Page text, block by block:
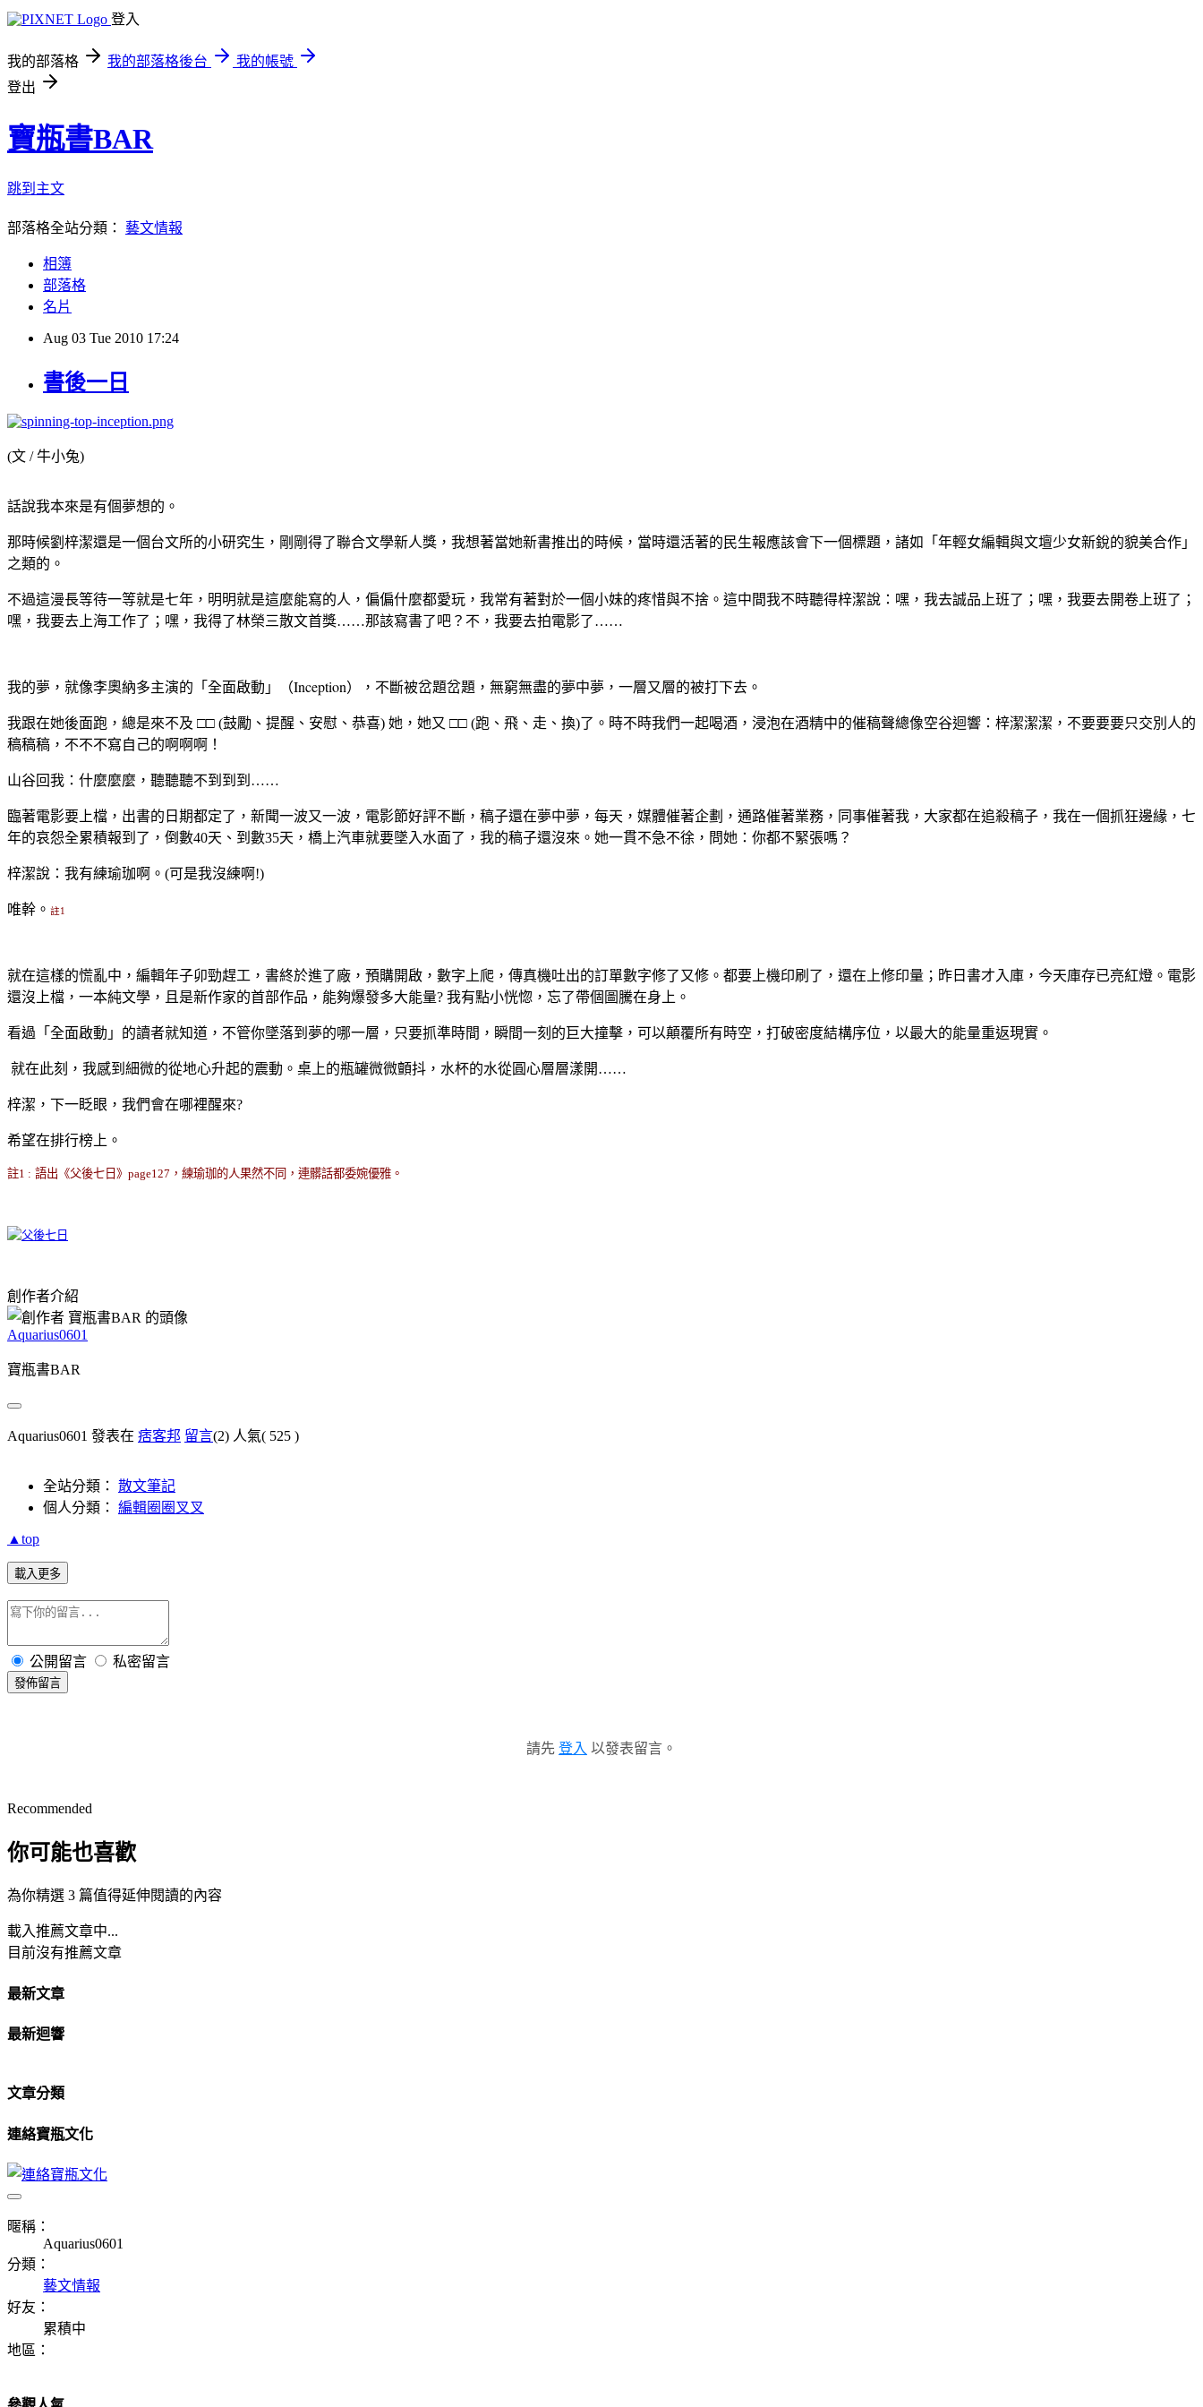
登入
我的部落格 我的部落格後台
我的帳號
登出
寶瓶書BAR
跳到主文
部落格全站分類： 藝文情報
相簿
部落格
名片
Aug 03 Tue 2010 17:24
書後一日
(文 /牛小兔)
話說我本來是有個夢想的。
那時候劉梓潔還是一個台文所的小研究生，剛剛得了聯合文學新人獎，我想著當她新書推出的時候，當時還活著的民生報應該會下一個標題，諸如「年輕女編輯與文壇少女新銳的貌美合作」
之類的。
不過這漫長等待一等就是七年，明明就是這麼能寫的人，偏偏什麼都愛玩，我常有著對於一個小妹的疼惜與不捨。這中間我不時聽得梓潔說：嘿，我去誠品上班了；嘿，我要去開卷上班了；
嘿，我要去上海工作了；嘿，我得了林榮三散文首獎……那該寫書了吧？不，我要去拍電影了……
我的夢，就像李奧納多主演的「全面啟動」（Inception） ，不斷被岔題岔題，無窮無盡的夢中夢，一層又層的被打下去。
我跟在她後面跑，總是來不及 □□ (鼓勵、提醒、安慰、恭喜) 她，她又 □□ (跑、飛、走、換)了。時不時我們一起喝酒，浸泡在酒精中的催稿聲總像空谷迴響：梓潔潔潔，不要要要只交別人的
稿稿稿，不不不寫自己的啊啊啊！
山谷回我：什麼麼麼，聽聽聽不到到到……
臨著電影要上檔，出書的日期都定了，新聞一波又一波，電影節好評不斷，稿子還在夢中夢，每天，媒體催著企劃，通路催著業務，同事催著我，大家都在追殺稿子，我在一個抓狂邊緣，七
年的哀怨全累積報到了，倒數40天、到數35天，橋上汽車就要墜入水面了，我的稿子還沒來。她一貫不急不徐，問她：你都不緊張嗎？
梓潔說：我有練瑜珈啊。(可是我沒練啊!)
唯幹。 註1
就在這樣的慌亂中，編輯年子卯勁趕工，書終於進了廠，預購開啟，數字上爬，傳真機吐出的訂單數字修了又修。都要上機印刷了，還在上修印量；昨日書才入庫，今天庫存已亮紅燈。電影
還沒上檔，一本純文學，且是新作家的首部作品，能夠爆發多大能量? 我有點小恍惚，忘了帶個圖騰在身上。
看過「全面啟動」的讀者就知道，不管你墜落到夢的哪一層，只要抓準時間，瞬間一刻的巨大撞擊，可以顛覆所有時空，打破密度結構序位，以最大的能量重返現實。
就在此刻，我感到細微的從地心升起的震動。桌上的瓶罐微微顫抖，水杯的水從圓心層層漾開……
梓潔，下一眨眼，我們會在哪裡醒來?
希望在排行榜上。
註1 : 語出 《父後七日》page127，練瑜珈的人果然不同，連髒話都委婉優雅。
創作者介紹
Aquarius0601
寶瓶書BAR
Aquarius0601 發表在 痞客邦 留言(2) 人氣( 525 )
全站分類： 散文筆記
個人分類： 編輯圈圈叉叉
▲top
載入更多
公開留言 私密留言
發佈留言
請先 登入 以發表留言。
Recommended
你可能也喜歡
為你精選 3 篇值得延伸閱讀的內容
載入推薦文章中...
目前沒有推薦文章
最新文章
最新迴響
文章分類
連絡寶瓶文化
暱稱：
Aquarius0601
分類：
藝文情報
好友：
累積中
地區：